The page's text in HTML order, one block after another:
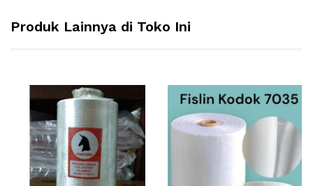
Produk Lainnya di Toko Ini